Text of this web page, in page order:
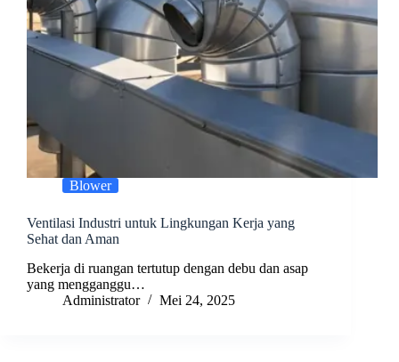
Blower
Ventilasi Industri untuk Lingkungan Kerja yang
Sehat dan Aman
Bekerja di ruangan tertutup dengan debu dan asap
yang mengganggu…
Administrator
Mei 24, 2025